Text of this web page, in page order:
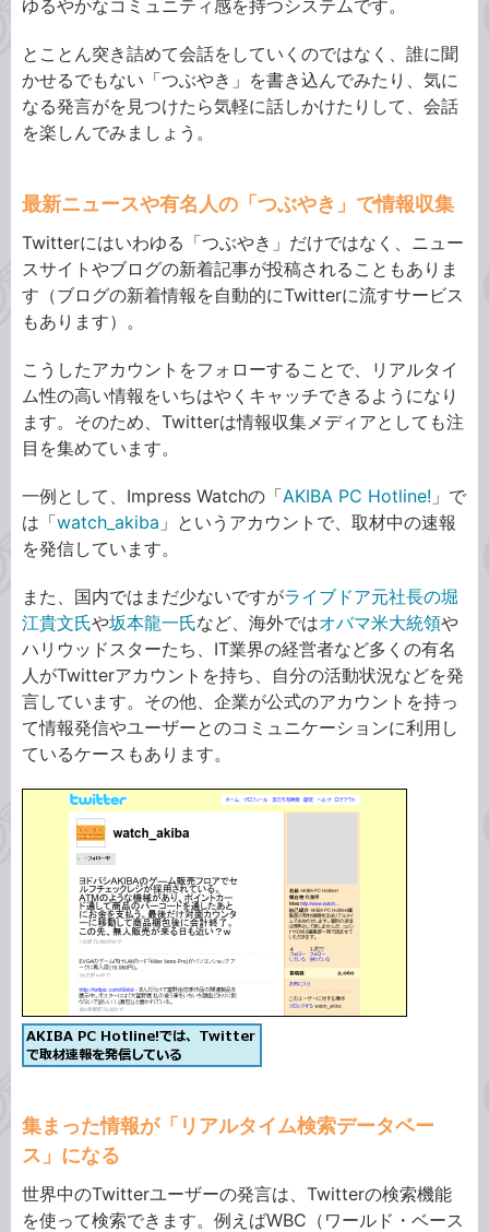
ゆるやかなコミュニティ感を持つシステムです。
とことん突き詰めて会話をしていくのではなく、誰に聞
かせるでもない「つぶやき」を書き込んでみたり、気に
なる発言がを見つけたら気軽に話しかけたりして、会話
を楽しんでみましょう。
最新ニュースや有名人の「つぶやき」で情報収集
Twitterにはいわゆる「つぶやき」だけではなく、ニュー
スサイトやブログの新着記事が投稿されることもありま
す（ブログの新着情報を自動的にTwitterに流すサービス
もあります）。
こうしたアカウントをフォローすることで、リアルタイ
ム性の高い情報をいちはやくキャッチできるようになり
ます。そのため、Twitterは情報収集メディアとしても注
目を集めています。
一例として、Impress Watchの「AKIBA PC Hotline! 」で
は「watch_akiba 」というアカウントで、取材中の速報
を発信しています。
また、国内ではまだ少ないですがライブドア元社長の堀
江貴文氏や坂本龍一氏など、海外ではオバマ米大統領や
ハリウッドスターたち、IT業界の経営者など多くの有名
人がTwitterアカウントを持ち、自分の活動状況などを発
言しています。その他、企業が公式のアカウントを持っ
て情報発信やユーザーとのコミュニケーションに利用し
ているケースもあります。
集まった情報が「リアルタイム検索データベー
ス」になる
世界中のTwitterユーザーの発言は、Twitterの検索機能
を使って検索できます。例えばWBC（ワールド・ベース